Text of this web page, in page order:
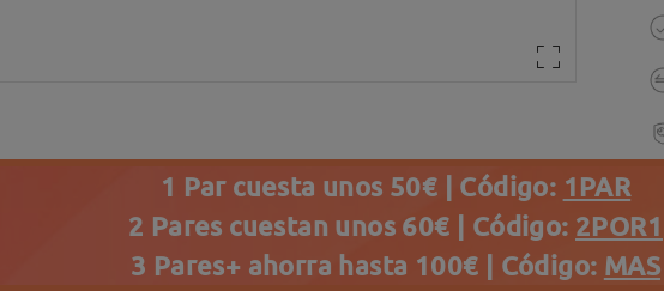
1 Par cuesta unos 50€ | Código: 1PAR
2 Pares cuestan unos 60€ | Código: 2POR1
3 Pares+ ahorra hasta 100€ | Código: MAS